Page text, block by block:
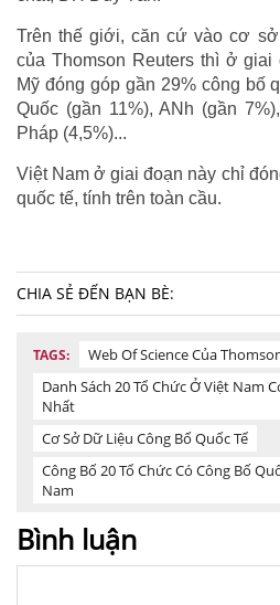
Trên thế giới, căn cứ vào cơ
của Thomson Reuters thì ở
Mỹ đóng góp gần 29% công bố
Quốc (gần 11%), ANh (gần
Pháp (4,5%)...
Việt Nam ở giai đoạn này chỉ
quốc tế, tính trên toàn cầu.
CHIA SẺ ĐẾN BẠN BÈ:
TAGS:
Web Of Science Của
Danh Sách 20 Tổ Chức Ở Việt Nam
Nhất
Cơ Sở Dữ Liệu Công Bố Quốc Tế
Công Bố 20 Tổ Chức Có Công Bố
Nam
Bình luận